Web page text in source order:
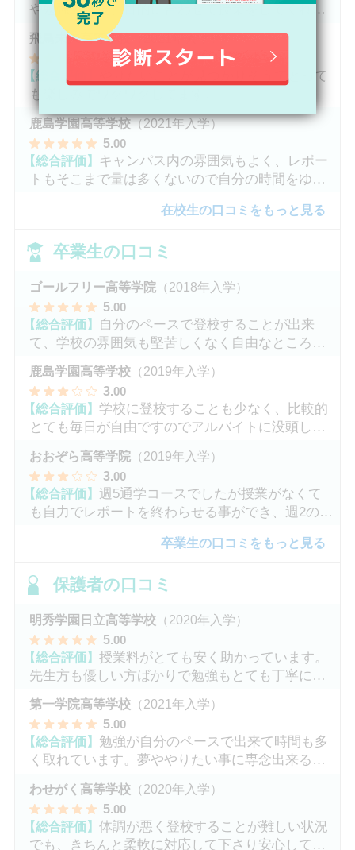
や勉強の進度、目的に合わせて授業をしてくれま
飛鳥未来高等学校（2021年入学）
.00
【総合評価】
やりたいことが見つかりそうでとって
も楽しみでワクワクしてます。
鹿島学園高等学校（2021年入学）
5.00
【総合評価】 キャンパス内の雰囲気もよく、レポー
トもそこまで量は多くないので自分の時間をゆっ
在校生の口コミをもっと見る
卒業生の口コミ
ゴールフリー高等学院 （2018年入学）
5.00
【総合評価】 自分のペースで登校することが出来
て、学校の雰囲気も堅苦しくなく自由なところが
鹿島学園高等学校 （2019年入学）
3.00
【総合評価】 学校に登校することも少なく、比較的
とても毎日が自由ですのでアルバイトに没頭して
おおぞら高等学院 （2019年入学）
3.00
【総合評価】 週5通学コースでしたが授業がなくて
も自力でレポートを終わらせる事ができ、週2のコ
卒業生の口コミをもっと見る
保護者の口コミ
明秀学園日立高等学校 （2020年入学）
5.00
【総合評価】授業料がとても安く助かっています。
先生方も優しい方ばかりで勉強もとても丁寧に教
第一学院高等学校 （2021年入学）
5.00
【総合評価】 勉強が自分のペースで出来て時間も多
く取れています。夢ややりたい事に専念出来る点
わせがく高等学校 （2020年入学）
5.00
【総合評価】体調が悪く登校することが難しい状況
でも、きちんと柔軟に対応して下さり安心して進